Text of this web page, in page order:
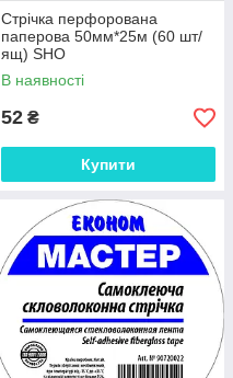
Стрічка перфорована
паперова 50мм*25м (60 шт/
ящ) SHO
В наявності
52 ₴
Купити